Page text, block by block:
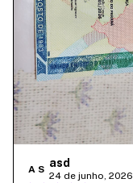
A S asd
24 de junho, 2026